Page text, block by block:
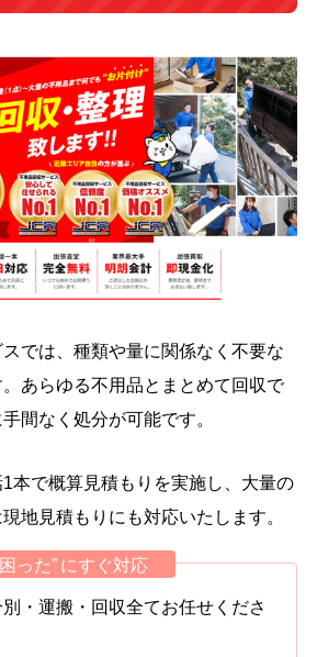
では、種類や量に関係なく不要な
あらゆる不用品とまとめて回収で
間なく処分が可能です。
本で概算見積もりを実施し、大量の
地見積もりにも対応いたします。
った” にすぐ対応
・運搬・回収全てお任せくださ